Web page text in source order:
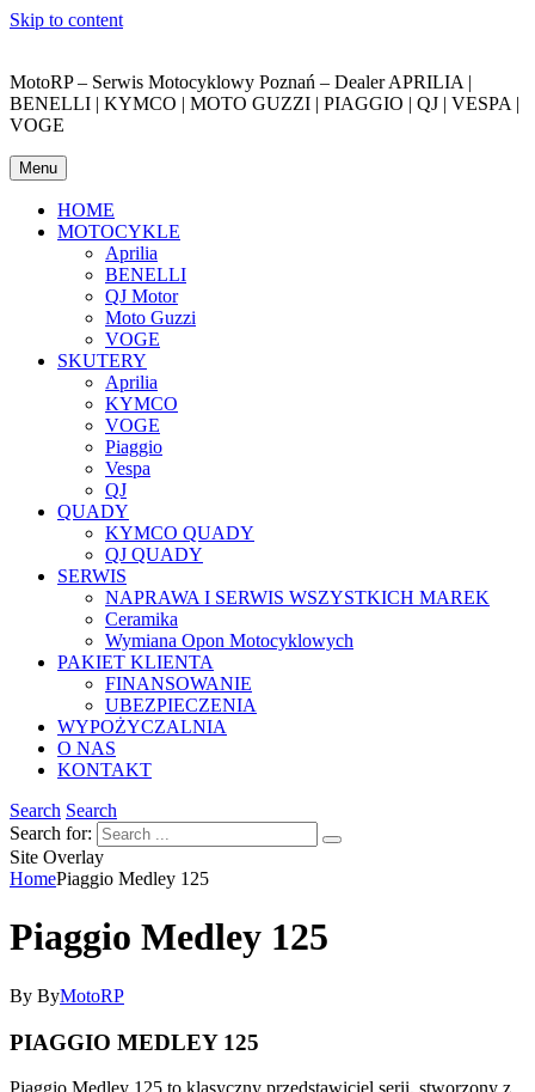
Skip to content
MotoRP – Serwis Motocyklowy Poznań – Dealer APRILIA |
BENELLI | KYMCO | MOTO GUZZI | PIAGGIO | QJ | VESPA |
VOGE
Menu
HOME
MOTOCYKLE
Aprilia
BENELLI
QJ Motor
Moto Guzzi
VOGE
SKUTERY
Aprilia
KYMCO
VOGE
Piaggio
Vespa
QJ
QUADY
KYMCO QUADY
QJ QUADY
SERWIS
NAPRAWA I SERWIS WSZYSTKICH MAREK
Ceramika
Wymiana Opon Motocyklowych
PAKIET KLIENTA
FINANSOWANIE
UBEZPIECZENIA
WYPOŻYCZALNIA
O NAS
KONTAKT
Search Search
Search for:
Site Overlay
HomePiaggio Medley 125
Piaggio Medley 125
By ByMotoRP
PIAGGIO MEDLEY 125